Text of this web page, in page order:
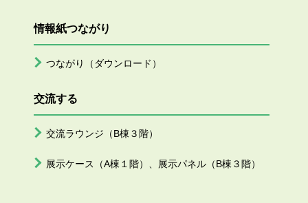
情報紙つながり
つながり（ダウンロード）
交流する
交流ラウンジ（B棟３階）
展示ケース（A棟１階）、展示パネル（B棟３階）